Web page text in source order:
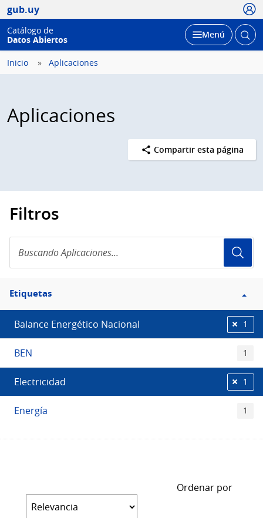
gub.uy
Catálogo de
Datos Abiertos
Desplegar
Menú Abrir
Inicio Aplicaciones
Aplicaciones
Compartir esta página
Filtros
Aplicaciones...
Filtro
Etiquetas
Etiquetas
Balance Energético Nacional 1
BEN 1
Electricidad 1
Energía 1
Ordenar por